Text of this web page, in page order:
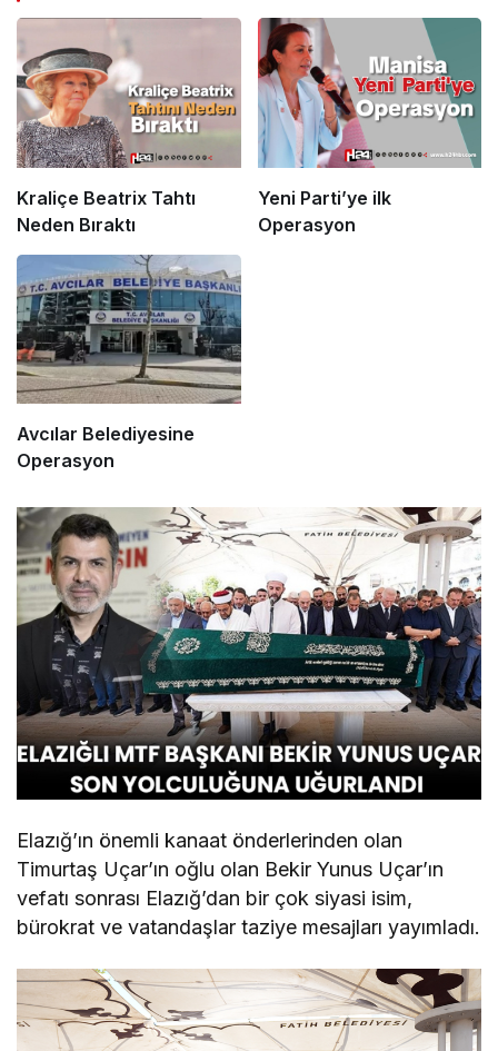
Kraliçe Beatrix Tahtı
Neden Bıraktı
Yeni Parti’ye ilk
Operasyon
Avcılar Belediyesine
Operasyon
Elazığ’ın önemli kanaat önderlerinden olan
Timurtaş Uçar’ın oğlu olan Bekir Yunus Uçar’ın
vefatı sonrası Elazığ’dan bir çok siyasi isim,
bürokrat ve vatandaşlar taziye mesajları yayımladı.